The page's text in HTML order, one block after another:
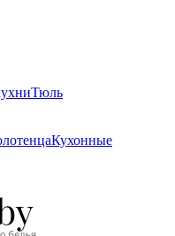
Тюль
Кухонные